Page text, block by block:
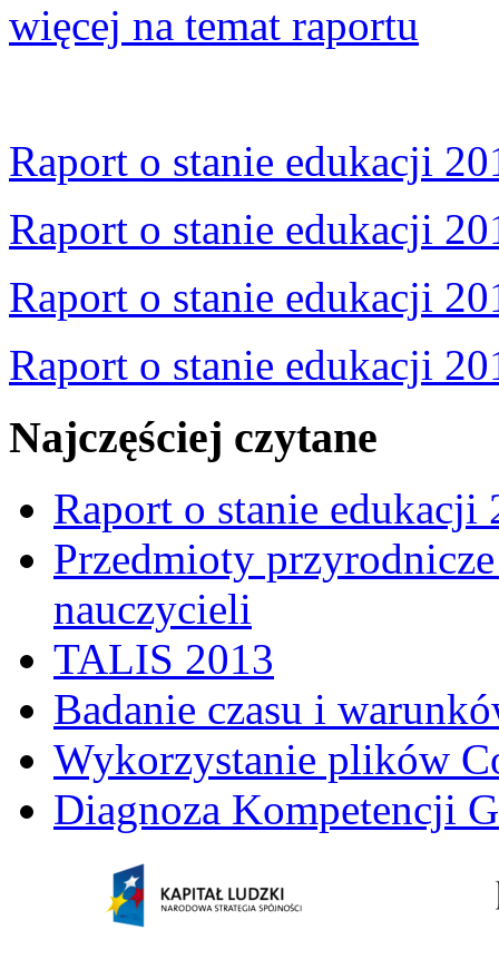
więcej na temat raportu
Raport o stanie edukacji
Raport o stanie edukacji
Raport o stanie edukacji
Raport o stanie edukacji
Najczęściej czytane
Raport o stanie edukacji
Przedmioty
nauczycieli
TALIS 2013
Badanie czasu i
Wykorzystanie plików
Diagnoza Kompetencji